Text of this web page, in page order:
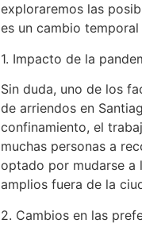
exploraremos las
es un cambio
1. Impacto de la
Sin duda, uno de los
de arriendos en
confinamiento, el
muchas personas a
optado por mudarse a
amplios fuera de la
2. Cambios en las